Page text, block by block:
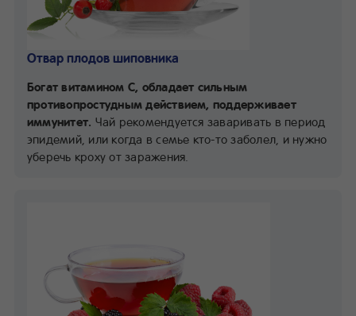
Отвар плодов шиповника
Богат витамином С, обладает сильным
противопростудным действием, поддерживает
иммунитет. Чай рекомендуется заваривать в период
эпидемий, или когда в семье кто-то заболел, и нужно
уберечь кроху от заражения.